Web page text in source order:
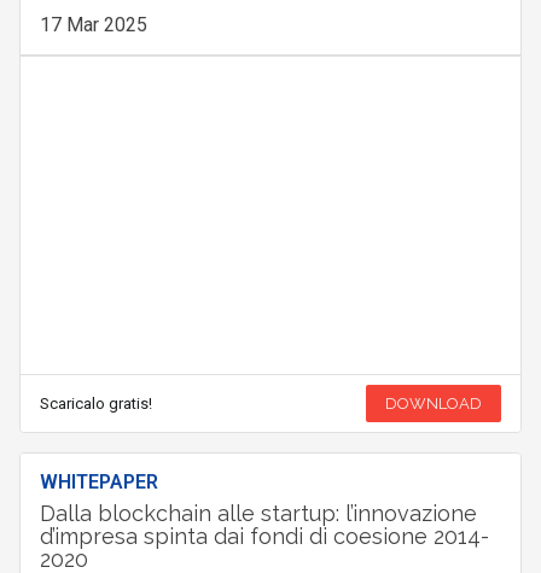
17 Mar 2025
Scaricalo gratis! DOWNLOAD
WHITEPAPER
Dalla blockchain alle startup: l’innovazione
d’impresa spinta dai fondi di coesione 2014-
2020